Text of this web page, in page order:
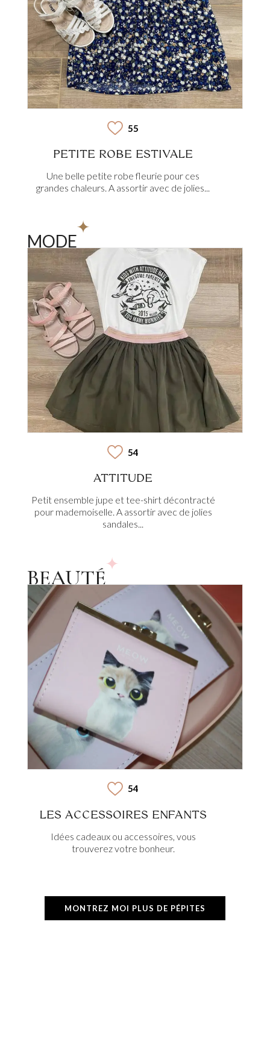
55
PETITE ROBE ESTIVALE
Une belle petite robe fleurie pour ces
grandes chaleurs. A assortir avec de jolies...
MODE
54
ATTITUDE
Petit ensemble jupe et tee-shirt décontracté
pour mademoiselle. A assortir avec de jolies
sandales...
BEAUTÉ
54
LES ACCESSOIRES ENFANTS
Idées cadeaux ou accessoires, vous
trouverez votre bonheur.
MONTREZ MOI PLUS DE PÉPITES